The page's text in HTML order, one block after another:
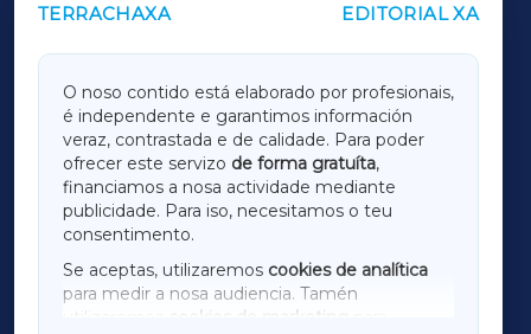
TERRACHAXA EDITORIAL XA
O noso contido está elaborado por profesionais,
é independente e garantimos información
veraz, contrastada e de calidade. Para poder
ofrecer este servizo de forma gratuíta,
financiamos a nosa actividade mediante
publicidade. Para iso, necesitamos o teu
consentimento.
Se aceptas, utilizaremos cookies de analítica
para medir a nosa audiencia. Tamén
utilizaremos
cookies de marketing
OUTROS PERIÓDICOS
LUGOXA
TERRACHAXA
AMARIÑAXA